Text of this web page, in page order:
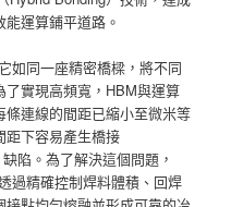
運算鋪平道路。
如同一座精密橋樑，將不同
實現高頻寬，HBM與運算
連線的間距已縮小至微米等
距下容易產生橋接
陷。為了解決這個問題，
過精確控制焊料體積、回焊